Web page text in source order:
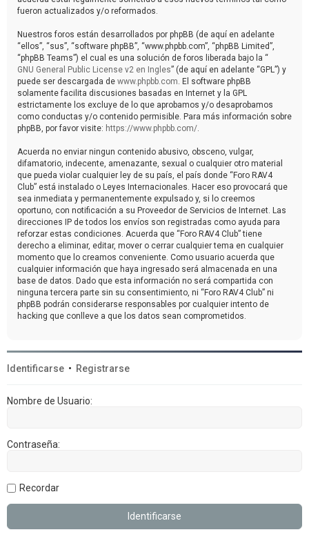
fueron actualizados y/o reformados.
Nuestros foros están desarrollados por phpBB (de aquí en adelante
“ellos”, “sus”, “software phpBB”, “www.phpbb.com”, “phpBB Limited”,
“phpBB Teams”) el cual es una solución de foros liberada bajo la “
GNU General Public License v2 en Ingles” (de aquí en adelante “GPL”) y
puede ser descargada de www.phpbb.com . El software phpBB
solamente facilita discusiones basadas en Internet y la GPL
estrictamente los excluye de lo que aprobamos y/o desaprobamos
como conductas y/o contenido permisible. Para más información sobre
phpBB, por favor visite: https://www.phpbb.com/
Acuerda no enviar ningun contenido abusivo, obsceno, vulgar,
difamatorio, indecente, amenazante, sexual o cualquier otro material
que pueda violar cualquier ley de su país, el país donde “Foro RAV4
Club” está instalado o Leyes Internacionales. Hacer eso provocará que
sea inmediata y permanentemente expulsado y, si lo creemos
oportuno, con notificación a su Proveedor de Servicios de Internet. Las
direcciones IP de todos los envíos son registradas como ayuda para
reforzar estas condiciones. Acuerda que “Foro RAV4 Club” tiene
derecho a eliminar, editar, mover o cerrar cualquier tema en cualquier
momento que lo creamos conveniente. Como usuario acuerda que
cualquier información que haya ingresado será almacenada en una
base de datos. Dado que esta información no será compartida con
ninguna tercera parte sin su consentimiento, ni “Foro RAV4 Club” ni
phpBB podrán considerarse responsables por cualquier intento de
hacking que conlleve a que los datos sean comprometidos.
Identificarse • Registrarse
Nombre de Usuario:
Contraseña:
Recordar